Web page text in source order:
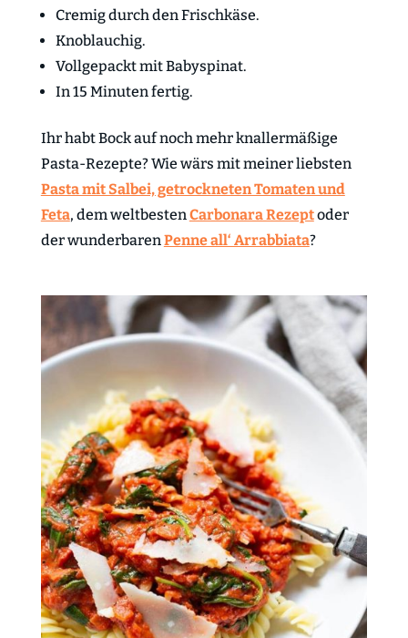
Cremig durch den Frischkäse.
Knoblauchig.
Vollgepackt mit Babyspinat.
In 15 Minuten fertig.
Ihr habt Bock auf noch mehr knallermäßige
Pasta-Rezepte? Wie wärs mit meiner liebsten
Pasta mit Salbei, getrockneten Tomaten und
Feta, dem weltbestenCarbonara Rezeptoder
der wunderbarenPenne all‘ Arrabbiata?